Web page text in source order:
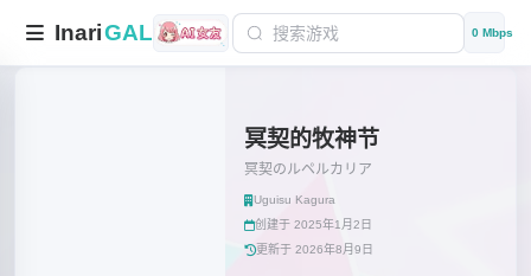
InariGAL 0 Mbps
冥契的牧神节
冥契のルペルカリア
Uguisu Kagura
创建于 2025年1月2日
更新于 2026年8月9日